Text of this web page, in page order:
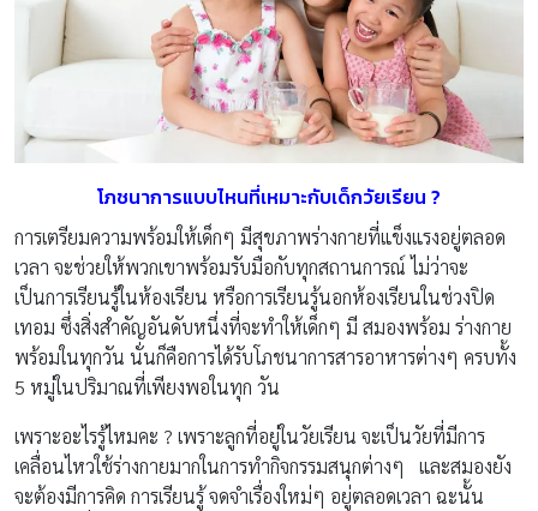
โภชนาการแบบไหนที่เหมาะกับเด็กวัยเรียน ?
การเตรียมความพร้อมให้เด็กๆ มีสุขภาพร่างกายที่แข็งแรงอยู่ตลอด
เวลา จะช่วยให้พวกเขาพร้อมรับมือกับทุกสถานการณ์ ไม่ว่าจะ
เป็นการเรียนรู้ในห้องเรียน หรือการเรียนรู้นอกห้องเรียนในช่วงปิด
เทอม ซึ่งสิ่งสำคัญอันดับหนึ่งที่จะทำให้เด็กๆ มี สมองพร้อม ร่างกาย
พร้อมในทุกวัน นั่นก็คือการได้รับโภชนาการสารอาหารต่างๆ ครบทั้ง
5 หมู่ในปริมาณที่เพียงพอในทุก วัน
เพราะอะไรรู้ไหมคะ ? เพราะลูกที่อยู่ในวัยเรียน จะเป็นวัยที่มีการ
เคลื่อนไหวใช้ร่างกายมากในการทำกิจกรรมสนุกต่างๆ และสมองยัง
จะต้องมีการคิด การเรียนรู้ จดจำเรื่องใหม่ๆ อยู่ตลอดเวลา ฉะนั้น